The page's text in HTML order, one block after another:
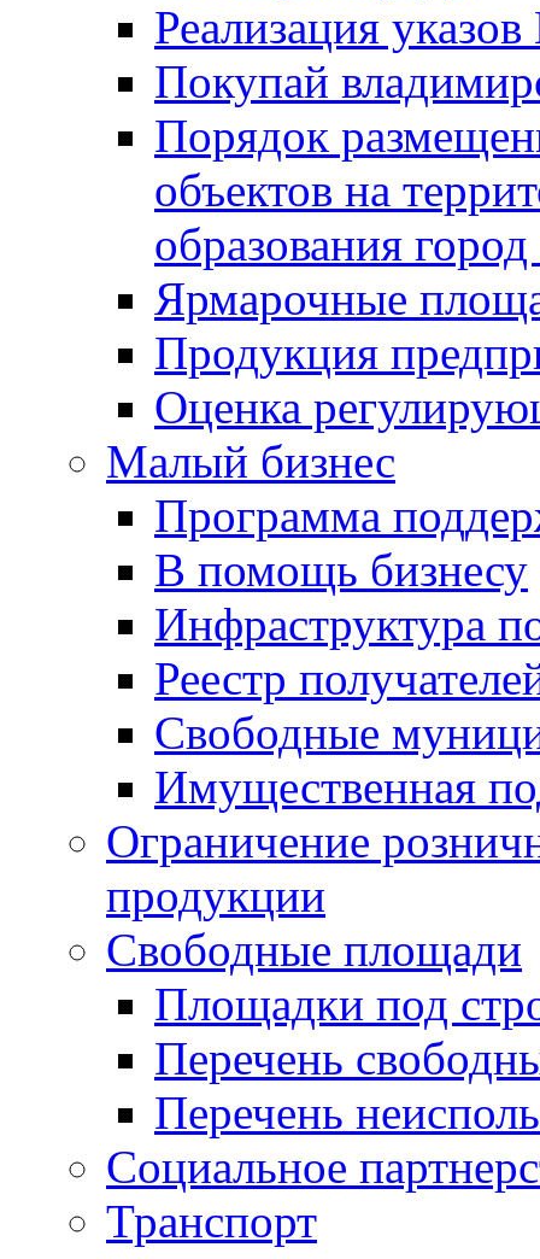
Реализация
Покупай
Порядок
объектов на
образования
Ярмарочные
Продукция
Оценка
Малый бизнес
Программа
В помощь бизнесу
Инфраструктура
Реестр
Свободные
Имущественная
Ограничение
продукции
Свободные площади
Площадки под
Перечень
Перечень
Социальное
Транспорт